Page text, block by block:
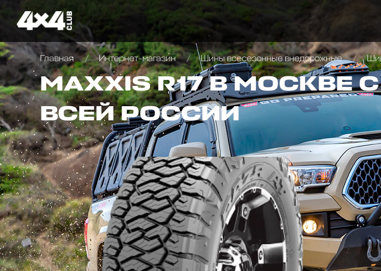
Главная Интернет-магазин Шины всесезонные внедорожные
MAXXIS R17 В МОСКВЕ
ВСЕЙ РОССИИ